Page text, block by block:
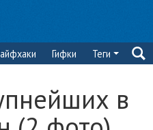
Гифки Теги
в